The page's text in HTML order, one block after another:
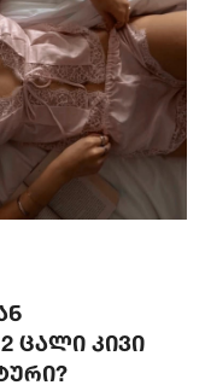
ცალი კივი